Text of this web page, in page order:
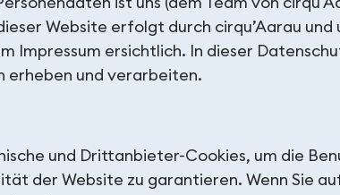
Website erfolgt durch cirqu’Aarau und
Impressum ersichtlich. In dieser
erheben und verarbeiten.
und Drittanbieter-Cookies, um die
der Website zu garantieren. Wenn Sie